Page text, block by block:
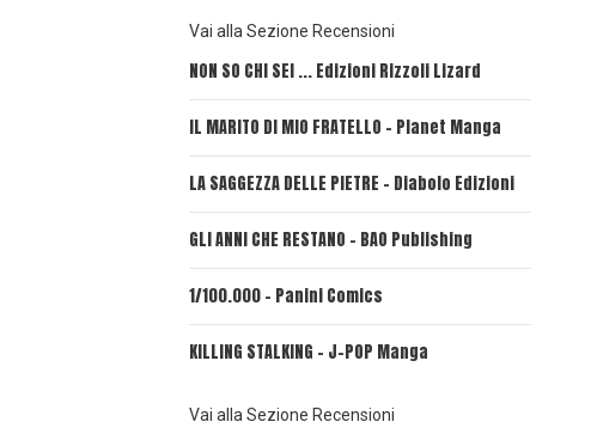
Vai alla Sezione Recensioni
NON SO CHI SEI ... Edizioni Rizzoli Lizard
IL MARITO DI MIO FRATELLO - Planet Manga
LA SAGGEZZA DELLE PIETRE - Diabolo Edizioni
GLI ANNI CHE RESTANO - BAO Publishing
1/100.000 - Panini Comics
KILLING STALKING - J-POP Manga
Vai alla Sezione Recensioni